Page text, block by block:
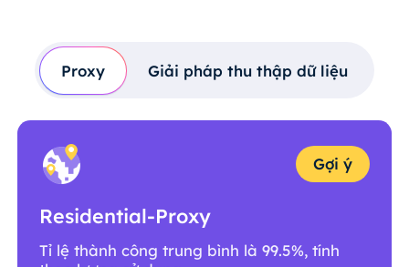
Proxy Giải pháp thu thập dữ liệu
Gợi ý
Residential-Proxy
Tỉ lệ thành công trung bình là 99.5%, tính